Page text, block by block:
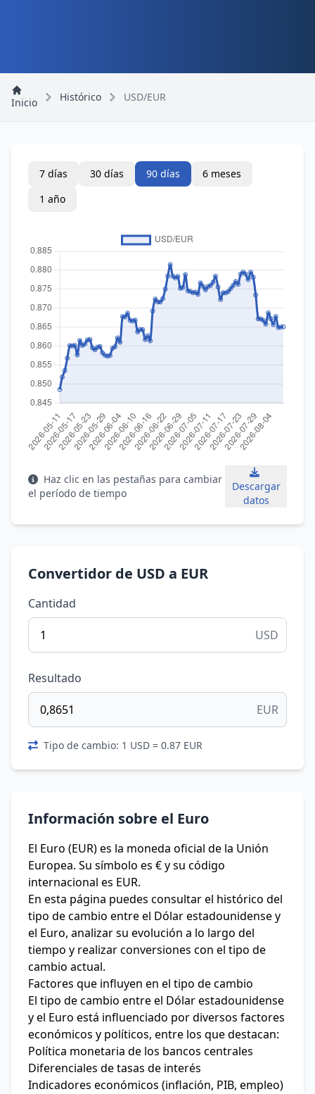
Inicio Histórico USD/EUR
7 días 30 días 90 días
6 meses
1 año
Haz clic en las pestañas para cambiar
el período de tiempo
Descargar
datos
Convertidor de USD a EUR
Cantidad
USD
Resultado
EUR
Tipo de cambio: 1 USD = 0.87 EUR
Información sobre el Euro
El Euro (EUR) es la moneda oficial de la Unión
Europea. Su símbolo es € y su código
internacional es EUR.
En esta página puedes consultar el histórico del
tipo de cambio entre el Dólar estadounidense y
el Euro, analizar su evolución a lo largo del
tiempo y realizar conversiones con el tipo de
cambio actual.
Factores que influyen en el tipo de cambio
El tipo de cambio entre el Dólar estadounidense
y el Euro está influenciado por diversos factores
económicos y políticos, entre los que destacan:
Política monetaria de los bancos centrales
Diferenciales de tasas de interés
Indicadores económicos (inflación, PIB, empleo)